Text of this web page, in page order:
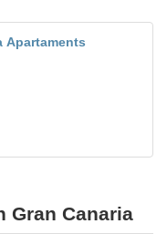
Apartaments
Gran Canaria